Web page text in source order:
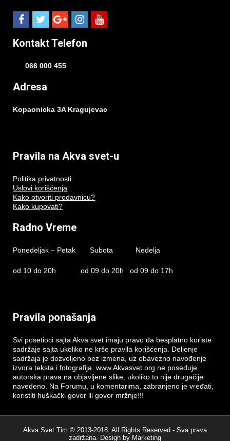
Kontakt Telefon
066 000 455
Adresa
Kopaonicka 3A Kragujevac
Pravila na Akva svet-u
Politika privatnosti
Uslovi korišćenja
Kako otvoriti prodavnicu?
Kako kupovati?
Radno Vreme
Ponedeljak – Petak Subota Nedelja
od 10 do 20h od 09 do 20h od 09 do 17h
Pravila ponašanja
Svi posetioci sajta Akva svet imaju pravo da besplatno koriste
sadržaje sajta ukoliko ne krše pravila korišćenja. Deljenje
sadržaja je dozvoljeno bez izmena, uz obavezno navođenje
izvora teksta i fotografija. www.Akvasvet.org ne poseduje
autorska prava na objavljene slike, ukoliko to nije drugačije
navedeno. Na Forumu, u komentarima, zabranjeno je vređati,
koristiti huškački govor ili govor mržnje!!!
Akva Svet Tim © 2013-2018. All Rights Reserved - Sva prava
zadržana. Design by Marketing